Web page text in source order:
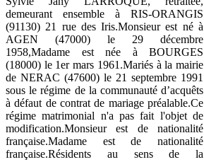
demeurant ensemble à RIS-ORANGIS
(91130) 21 rue des Iris.Monsieur est né à
AGEN (47000) le 29 décembre
1958,Madame est née à BOURGES
(18000) le 1er mars 1961.Mariés à la mairie
de NERAC (47600) le 21 septembre 1991
sous le régime de la communauté d’acquêts
à défaut de contrat de mariage préalable.Ce
régime matrimonial n'a pas fait l'objet de
modification.Monsieur est de nationalité
française.Madame est de nationalité
française.Résidents au sens de la